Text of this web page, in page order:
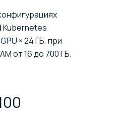
Kubernetes
× 24 ГБ, при
от 16 до 700 ГБ.